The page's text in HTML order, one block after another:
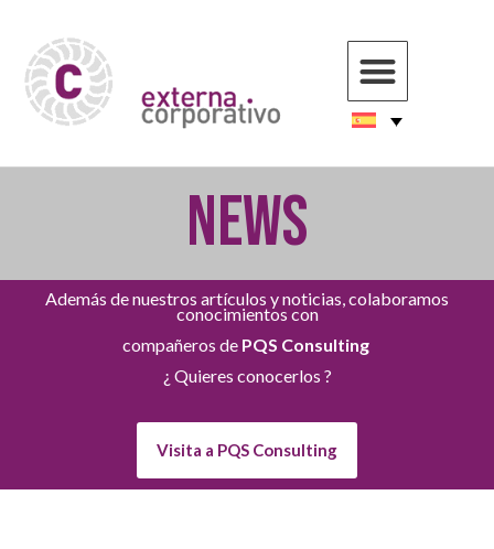
NEWS
Además de nuestros artículos y noticias, colaboramos
conocimientos con
compañeros de PQS Consulting
¿ Quieres conocerlos ?
Visita a PQS Consulting